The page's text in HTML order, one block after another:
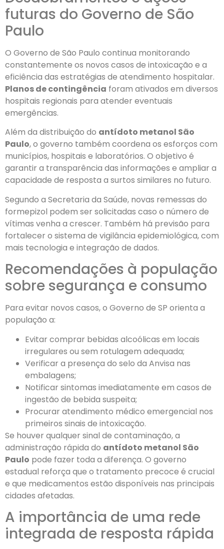
futuras do Governo de São
Paulo
O Governo de São Paulo continua monitorando
constantemente os novos casos de intoxicação e a
eficiência das estratégias de atendimento hospitalar.
Planos de contingência foram ativados em diversos
hospitais regionais para atender eventuais
emergências.
Além da distribuição do antídoto metanol São
Paulo, o governo também coordena os esforços com
municípios, hospitais e laboratórios. O objetivo é
garantir a transparência das informações e ampliar a
capacidade de resposta a surtos similares no futuro.
Segundo a Secretaria da Saúde, novas remessas do
formepizol podem ser solicitadas caso o número de
vítimas venha a crescer. Também há previsão para
fortalecer o sistema de vigilância epidemiológica, com
mais tecnologia e integração de dados.
Recomendações à população
sobre segurança e consumo
Para evitar novos casos, o Governo de SP orienta a
população a:
Evitar comprar bebidas alcoólicas em locais
irregulares ou sem rotulagem adequada;
Verificar a presença do selo da Anvisa nas
embalagens;
Notificar sintomas imediatamente em casos de
ingestão de bebida suspeita;
Procurar atendimento médico emergencial nos
primeiros sinais de intoxicação.
Se houver qualquer sinal de contaminação, a
administração rápida do antídoto metanol São
Paulo pode fazer toda a diferença. O governo
estadual reforça que o tratamento precoce é crucial
e que medicamentos estão disponíveis nas principais
cidades afetadas.
A importância de uma rede
integrada de resposta rápida